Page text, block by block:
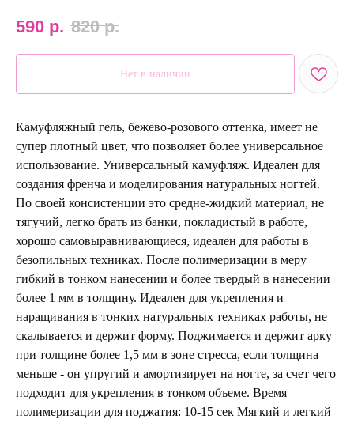
590 р. 820 р.
Нет в наличии
Камуфляжный гель, бежево-розового оттенка, имеет не
супер плотный цвет, что позволяет более универсальное
использование. Универсальный камуфляж. Идеален для
создания френча и моделирования натуральных ногтей.
По своей консистенции это средне-жидкий материал, не
тягучий, легко брать из банки, покладистый в работе,
хорошо самовыравнивающиеся, идеален для работы в
безопильных техниках. После полимеризации в меру
гибкий в тонком нанесении и более твердый в нанесении
более 1 мм в толщину. Идеален для укрепления и
наращивания в тонких натуральных техниках работы, не
скалывается и держит форму. Поджимается и держит арку
при толщине более 1,5 мм в зоне стресса, если толщина
меньше - он упругий и амортизирует на ногте, за счет чего
подходит для укрепления в тонком объеме. Время
полимеризации для поджатия: 10-15 сек Мягкий и легкий